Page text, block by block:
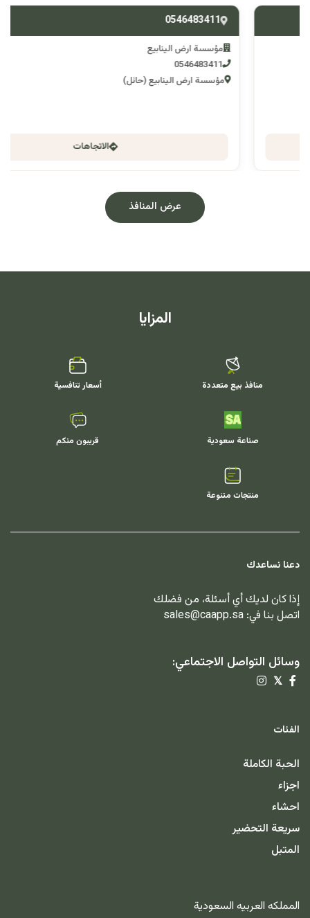
0546483411
مؤسسة ارض الينابيع
مؤسسة ارض الينابيع (حائل)
عرض المنافذ
المزايا
منافذ بيع متعددة أسعار تنافسية
صناعة سعودية قريبون منكم
منتجات متنوعة
دعنا نساعدك
إذا كان لديك أي أسئلة، من فضلك
اتصل بنا في: sales@caapp.sa
وسائل التواصل الاجتماعي:
𝕏
الفئات
الحبة الكاملة
اجزاء
احشاء
سريعة التحضير
المتبل
المملكه العربيه السعودية